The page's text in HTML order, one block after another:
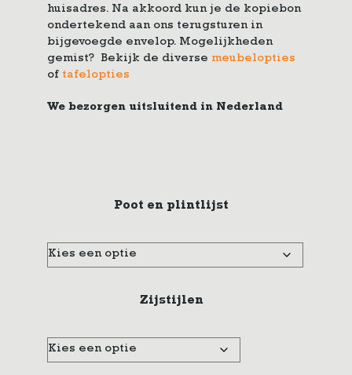
huisadres. Na akkoord kun je de kopiebon
ondertekend aan ons terugsturen in
bijgevoegde envelop. Mogelijkheden
gemist? Bekijk de diverse meubelopties
of tafelopties
We bezorgen uitsluitend in Nederland
Poot en plintlijst
Zijstijlen